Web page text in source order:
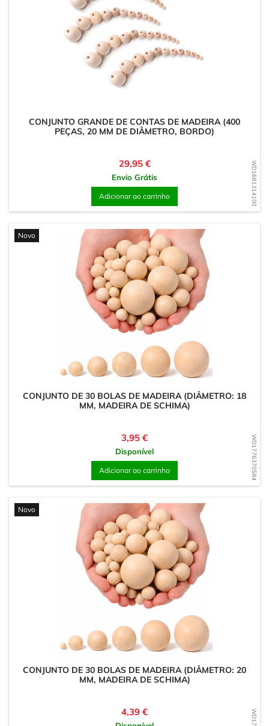
WD1681314100
CONJUNTO GRANDE DE CONTAS DE MADEIRA (400
PEÇAS, 20 MM DE DIÂMETRO, BORDO)
Preço
29,95 €
Envio Grátis
Adicionar ao carrinho
WD1776370584
Novo
CONJUNTO DE 30 BOLAS DE MADEIRA (DIÂMETRO: 18
MM, MADEIRA DE SCHIMA)
Preço
3,95 €
Disponível
Adicionar ao carrinho
Novo
CONJUNTO DE 30 BOLAS DE MADEIRA (DIÂMETRO: 20
MM, MADEIRA DE SCHIMA)
Preço
4,39 €